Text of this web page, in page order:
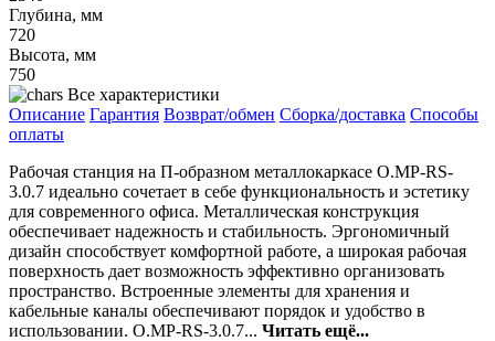
Глубина, мм
720
Высота, мм
750
Все характеристики
Описание Гарантия Возврат/обмен Сборка/доставка Способы
оплаты
Рабочая станция на П-образном металлокаркасе O.MP-RS-
3.0.7 идеально сочетает в себе функциональность и эстетику
для современного офиса. Металлическая конструкция
обеспечивает надежность и стабильность. Эргономичный
дизайн способствует комфортной работе, а широкая рабочая
поверхность дает возможность эффективно организовать
пространство. Встроенные элементы для хранения и
кабельные каналы обеспечивают порядок и удобство в
использовании. O.MP-RS-3.0.7... Читать ещё...